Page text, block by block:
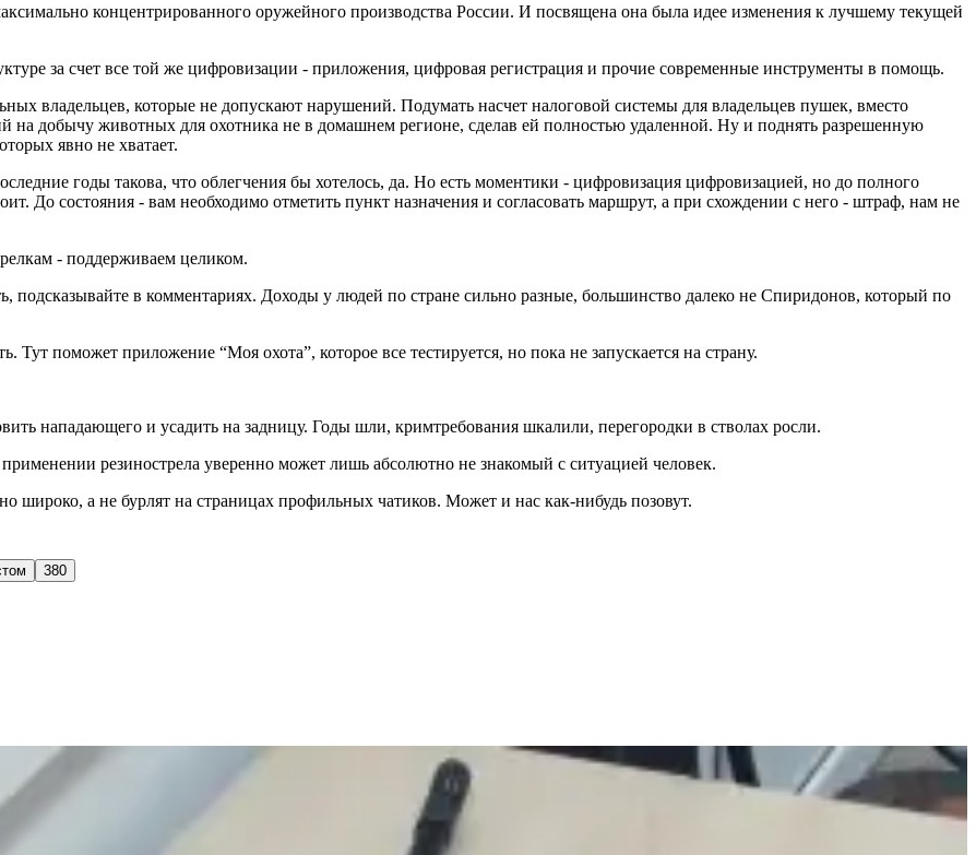
концентрированного оружейного производства России. И посвящена она была идее изменения к лучшему текущей
за счет все той же цифровизации - приложения, цифровая регистрация и прочие современные инструменты в помощь.
владельцев, которые не допускают нарушений. Подумать насчет налоговой системы для владельцев пушек, вместо
на добычу животных для охотника не в домашнем регионе, сделав ей полностью удаленной. Ну и поднять разрешенную
явно не хватает.
годы такова, что облегчения бы хотелось, да. Но есть моментики - цифровизация цифровизацией, но до полного
До состояния - вам необходимо отметить пункт назначения и согласовать маршрут, а при схождении с него - штраф, нам не
- поддерживаем целиком.
подсказывайте в комментариях. Доходы у людей по стране сильно разные, большинство далеко не Спиридонов, который по
поможет приложение “Моя охота”, которое все тестируется, но пока не запускается на страну.
нападающего и усадить на задницу. Годы шли, кримтребования шкалили, перегородки в стволах росли.
резинострела уверенно может лишь абсолютно не знакомый с ситуацией человек.
широко, а не бурлят на страницах профильных чатиков. Может и нас как-нибудь позовут.
380